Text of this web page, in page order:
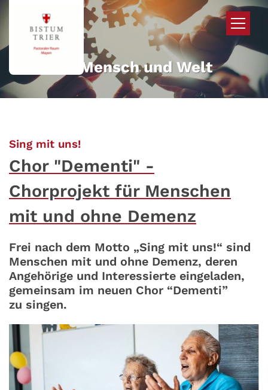
Zum Inhalt springen
Mehr für Mensch und Welt
Sing mit uns!:
Chor "Dementi" -
Chorprojekt für Menschen
mit und ohne Demenz
Frei nach dem Motto „Sing mit uns!“ sind
Menschen mit und ohne Demenz, deren
Angehörige und Interessierte eingeladen,
gemeinsam im neuen Chor “Dementi”
zu singen.